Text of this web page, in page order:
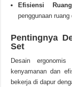
Efisiensi Ruang
penggunaan
Pentingnya
Set
Desain
kenyamanan dan
bekerja di dapur